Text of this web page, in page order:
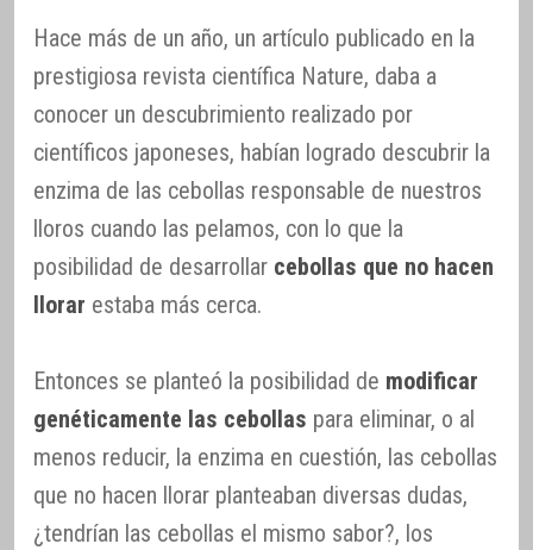
Hace más de un año, un artículo publicado en la
prestigiosa revista científica Nature, daba a
conocer un descubrimiento realizado por
científicos japoneses, habían logrado descubrir la
enzima de las cebollas responsable de nuestros
lloros cuando las pelamos, con lo que la
posibilidad de desarrollar cebollas que no hacen
llorar estaba más cerca.
Entonces se planteó la posibilidad de modificar
genéticamente las cebollas para eliminar, o al
menos reducir, la enzima en cuestión, las cebollas
que no hacen llorar planteaban diversas dudas,
¿tendrían las cebollas el mismo sabor?, los